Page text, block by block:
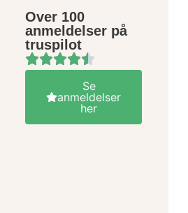
Over 100
anmeldelser på
truspilot
Se
anmeldelser
her